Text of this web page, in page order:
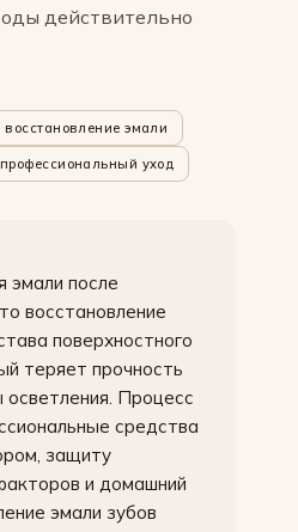
действительно
восстановление эмали
профессиональный уход
эмали после
восстановление
поверхностного
теряет прочность
Процесс
средства
защиту
и домашний
эмали зубов